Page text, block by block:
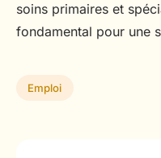
soins primaires et
fondamental pour une
Emploi